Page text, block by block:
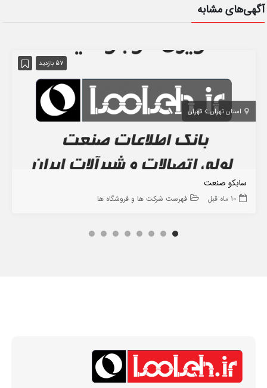
آگهی‌های مشابه
57 بازدید
استان تهران تهران
سابکو صنعت
10 ماه قبل فهرست شرکت ها و فروشگاه ها